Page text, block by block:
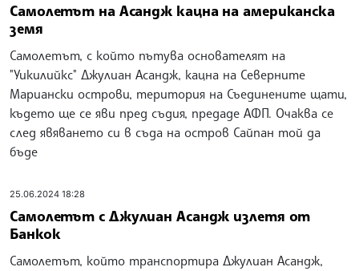
Самолетът на Асандж кацна на американска
земя
Самолетът, с който пътува основателят на
"Уикилийкс" Джулиан Асандж, кацна на Северните
Мариански острови, територия на Съединените щати,
където ще се яви пред съдия, предаде АФП. Очаква се
след явяването си в съда на остров Сайпан той да
бъде
25.06.2024 18:28
Самолетът с Джулиан Асандж излетя от
Банкок
Самолетът, който транспортира Джулиан Асандж,